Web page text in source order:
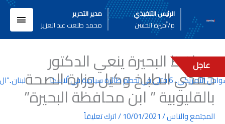
المحتوى
الرئيس التنفيذي
م/أميره الحسن
مدير التحرير
محمد طلعت عبد العزيز
عاجل
في تحطم طائرة سياحية في ألاسكا لبنان..”ال
محافظ البحيرة ينعي الدكتور
حمدي الطباخ وكيل وزارة الصحة
بالقليوبية ” ابن محافظة البحيرة”
المجتمع والناس/
10/01/2021
/اترك تعليقاً